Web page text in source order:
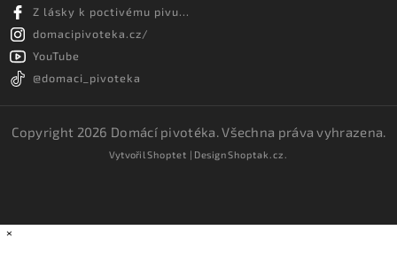
Z lásky k poctivému pivu...
domacipivoteka.cz/
YouTube
@domaci_pivoteka
Copyright 2026 Domácí pivotéka . Všechna práva vyhrazena.
VytvořilShoptet | DesignShoptak.cz.
×